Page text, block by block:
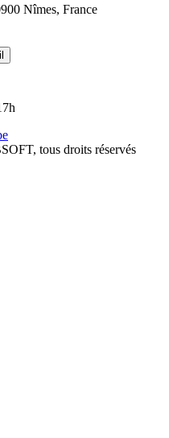
Nîmes, France
, tous droits réservés